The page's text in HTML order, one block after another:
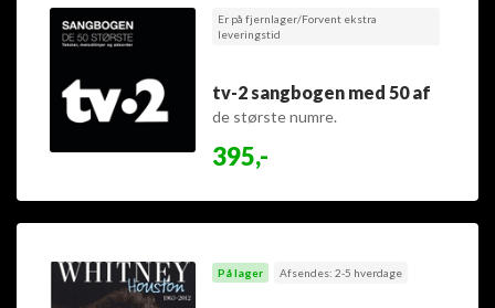
Er på fjernlager/Forvent ekstra
leveringstid
tv-2 sangbogen med 50 af
de største numre.
395,-
På lager Afsendes: 2-5 hverdage